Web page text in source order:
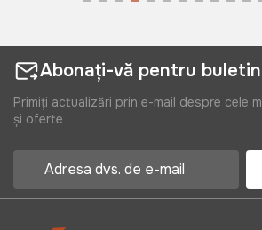
Abonați-vă pentru
Primiți actualizări prin e-mail despre cele
și oferte